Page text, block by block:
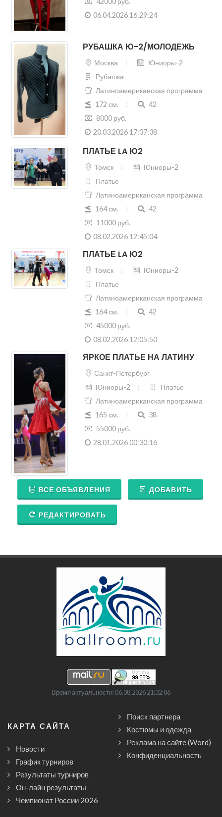
РУБАШКА Ю-2/МОЛОДЕЖЬ
Латиноамериканская программа
172 см.
42
8000 руб.
20.03.2026 17:37:38
ПЛАТЬЕ LA Ю2
Латиноамериканская программа
164 см.
42
11000 руб.
08.02.2026 12:45:04
ПЛАТЬЕ LA Ю2
Латиноамериканская программа
164 см.
42
45000 руб.
08.02.2026 12:05:50
ЯРКОЕ ПЛАТЬЕ НА ЛАТИНУ
Латиноамериканская программа
165 см.
38
55000 руб.
28.01.2026 00:30:16
ВСЕ ОБЪЯВЛЕНИЯ
РЕДАКТИРОВАТЬ
КАРТА САЙТА
График турниров
Он-лайн результаты
Чемпионат России 2026
Поиск партнера
Костюмы и одежда
Конфиденциальность
CСЫЛКИ
ФТСАРР